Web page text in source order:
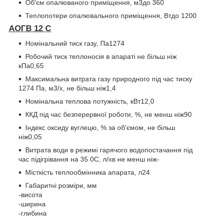
Об'єм опалюваного приміщення, м3до 360
Теплопотери опалювального приміщення, Втдо 1200
АОГВ 12 С
Номінальний тиск газу, Па1274
Робочий тиск теплоносія в апараті не більш ніж
кПа0,65
Максимальна витрата газу природного під час тиску
1274 Па, м3/х, не більш ніж1,4
Номінальна теплова потужність, кВт12,0
ККД під час безперервної роботи, %, не менш ніж90
Індекс оксиду вуглецю, % за об'ємом, не більш
ніж0,05
Витрата води в режимі гарячого водопостачання під
час підігрівання на 35 0С, л/хв не менш ніж-
Місткість теплообмінника апарата, л24
Габаритні розміри, мм
-висота
-ширина
-глибина